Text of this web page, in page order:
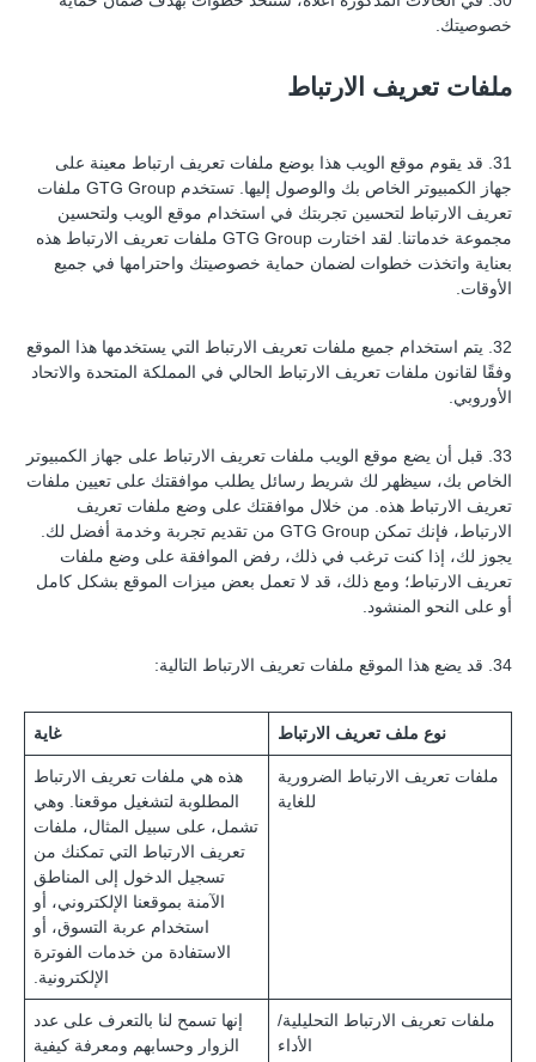
خصوصيتك.
ملفات تعريف الارتباط
31. قد يقوم موقع الويب هذا بوضع ملفات تعريف ارتباط معينة على
جهاز الكمبيوتر الخاص بك والوصول إليها. تستخدم GTG Group ملفات
تعريف الارتباط لتحسين تجربتك في استخدام موقع الويب ولتحسين
مجموعة خدماتنا. لقد اختارت GTG Group ملفات تعريف الارتباط هذه
بعناية واتخذت خطوات لضمان حماية خصوصيتك واحترامها في جميع
الأوقات.
32. يتم استخدام جميع ملفات تعريف الارتباط التي يستخدمها هذا الموقع
وفقًا لقانون ملفات تعريف الارتباط الحالي في المملكة المتحدة والاتحاد
الأوروبي.
33. قبل أن يضع موقع الويب ملفات تعريف الارتباط على جهاز الكمبيوتر
الخاص بك، سيظهر لك شريط رسائل يطلب موافقتك على تعيين ملفات
تعريف الارتباط هذه. من خلال موافقتك على وضع ملفات تعريف
الارتباط، فإنك تمكن GTG Group من تقديم تجربة وخدمة أفضل لك.
يجوز لك، إذا كنت ترغب في ذلك، رفض الموافقة على وضع ملفات
تعريف الارتباط؛ ومع ذلك، قد لا تعمل بعض ميزات الموقع بشكل كامل
أو على النحو المنشود.
34. قد يضع هذا الموقع ملفات تعريف الارتباط التالية:
نوع ملف تعريف الارتباط غاية
ملفات تعريف الارتباط الضرورية
للغاية
هذه هي ملفات تعريف الارتباط
المطلوبة لتشغيل موقعنا. وهي
تشمل، على سبيل المثال، ملفات
تعريف الارتباط التي تمكنك من
تسجيل الدخول إلى المناطق
الآمنة بموقعنا الإلكتروني، أو
استخدام عربة التسوق، أو
الاستفادة من خدمات الفوترة
الإلكترونية.
ملفات تعريف الارتباط التحليلية/
الأداء
إنها تسمح لنا بالتعرف على عدد
الزوار وحسابهم ومعرفة كيفية